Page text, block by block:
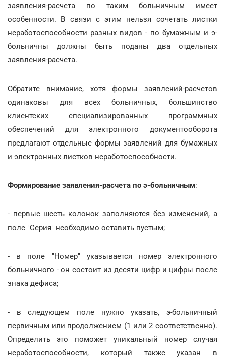
заявления-расчета по таким больничным имеет
особенности. В связи с этим нельзя сочетать листки
неработоспособности разных видов - по бумажным и э-
больничны должны быть поданы два отдельных
заявления-расчета.
Обратите внимание, хотя формы заявлений-расчетов
одинаковы для всех больничных, большинство
клиентских специализированных программных
обеспечений для электронного документооборота
предлагают отдельные формы заявлений для бумажных
и электронных листков неработоспособности.
Формирование заявления-расчета по э-больничным:
- первые шесть колонок заполняются без изменений, а
поле "Серия" необходимо оставить пустым;
- в поле "Номер" указывается номер электронного
больничного - он состоит из десяти цифр и цифры после
знака дефиса;
- в следующем поле нужно указать, э-больничный
первичным или продолжением (1 или 2 соответственно).
Определить это поможет уникальный номер случая
неработоспособности, который также указан в